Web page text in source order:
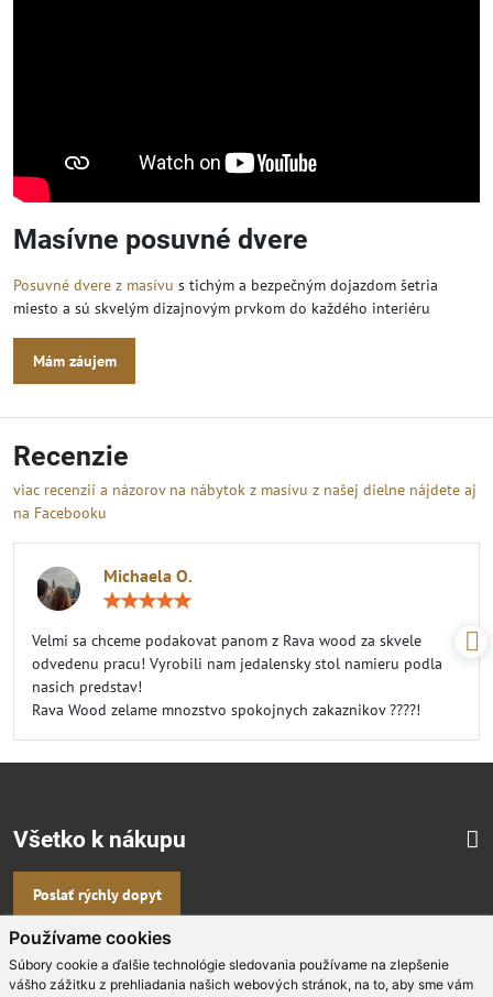
Používame cookies
Súbory cookie a ďalšie technológie sledovania používame na zlepšenie
vášho zážitku z prehliadania našich webových stránok, na to, aby sme vám
Masívne posuvné dvere
Posuvné dvere z masívu s tichým a bezpečným dojazdom šetria
miesto a sú skvelým dizajnovým prvkom do každého interiéru
Mám záujem
Recenzie
viac recenzií a názorov na nábytok z masívu z našej dielne nájdete aj
na Facebooku
Michaela O.
5
Velmi sa chceme podakovat panom z Rava wood za skvele
odvedenu pracu! Vyrobili nam jedalensky stol namieru podla
nasich predstav!
Rava Wood zelame mnozstvo spokojnych zakaznikov ????!
Všetko k nákupu
Poslať rýchly dopyt
Viac masívneho dizajnového nábytku na
mieru nájdete aj na: